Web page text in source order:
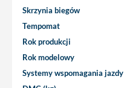
Skrzynia biegów
Tempomat
Rok produkcji
Rok modelowy
Systemy wspomagania jazdy